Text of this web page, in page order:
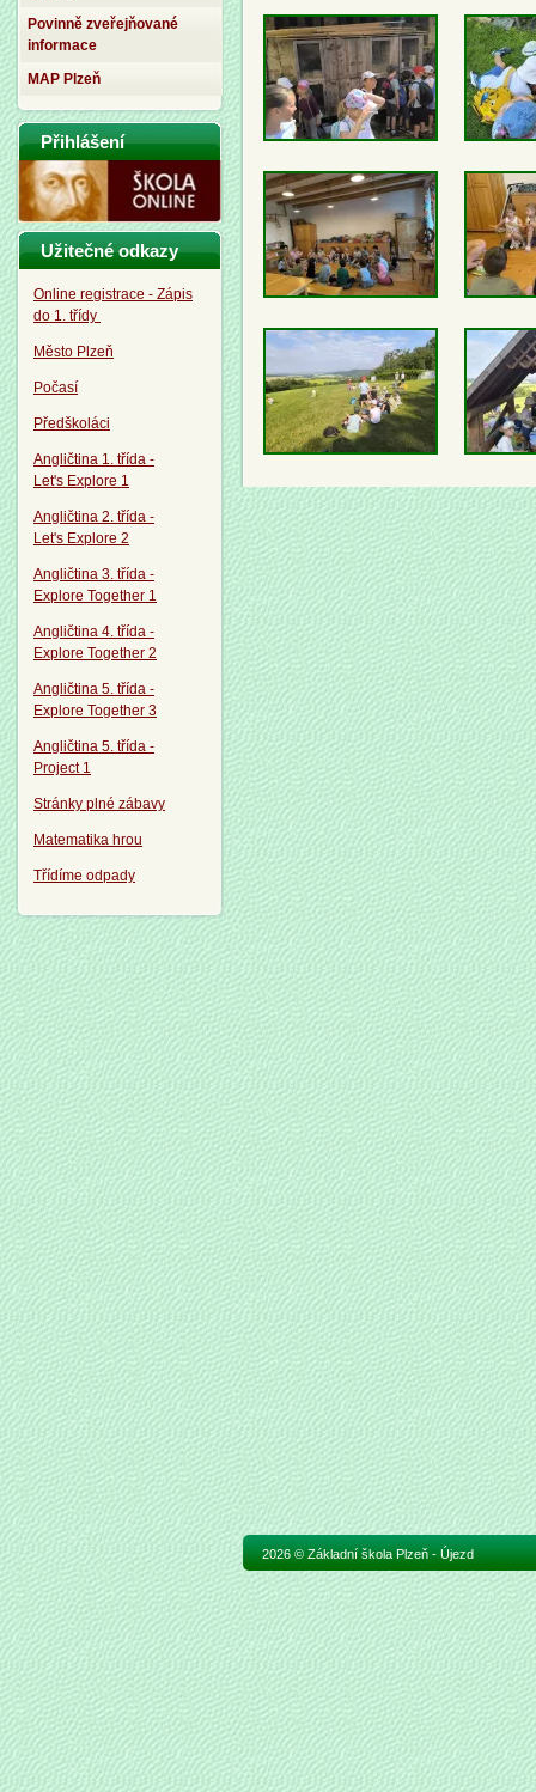
Povinně zveřejňované
informace
MAP Plzeň
Přihlášení
Užitečné odkazy
Online registrace - Zápis
do 1. třídy
Město Plzeň
Počasí
Předškoláci
Angličtina 1. třída -
Let's Explore 1
Angličtina 2. třída -
Let's Explore 2
Angličtina 3. třída -
Explore Together 1
Angličtina 4. třída -
Explore Together 2
Angličtina 5. třída -
Explore Together 3
Angličtina 5. třída -
Project 1
Stránky plné zábavy
Matematika hrou
Třídíme odpady
2026 © Základní škola Plzeň - Újezd